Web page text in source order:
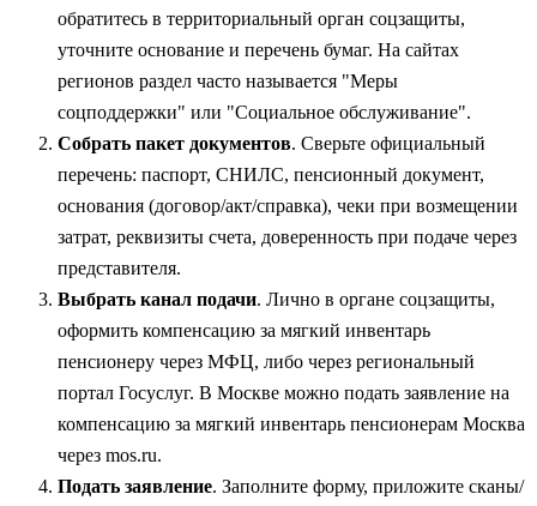
обратитесь в территориальный орган соцзащиты,
уточните основание и перечень бумаг. На сайтах
регионов раздел часто называется "Меры
соцподдержки" или "Социальное обслуживание".
Собрать пакет документов. Сверьте официальный
перечень: паспорт, СНИЛС, пенсионный документ,
основания (договор/акт/справка), чеки при возмещении
затрат, реквизиты счета, доверенность при подаче через
представителя.
Выбрать канал подачи. Лично в органе соцзащиты,
оформить компенсацию за мягкий инвентарь
пенсионеру через МФЦ, либо через региональный
портал Госуслуг. В Москве можно подать заявление на
компенсацию за мягкий инвентарь пенсионерам Москва
через mos.ru.
Подать заявление. Заполните форму, приложите сканы/